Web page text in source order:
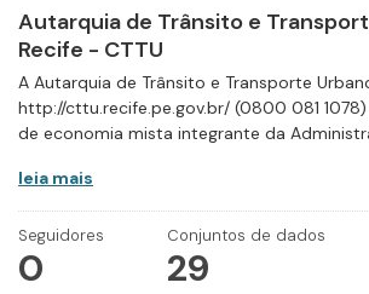
Autarquia de Trânsito e
Recife - CTTU
A Autarquia de Trânsito e Transporte
http://cttu.recife.pe.gov.br/ (0800 081
de economia mista integrante da
leia mais
Seguidores
0
Conjuntos de dados
29